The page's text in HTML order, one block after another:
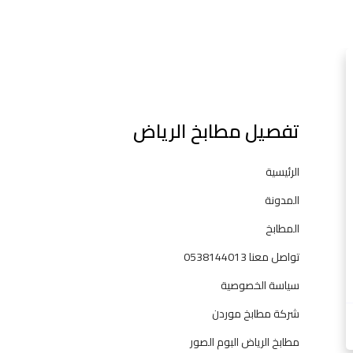
تفصيل مطابخ الرياض
الرئيسية
المدونة
المطابخ
تواصل معنا 0538144013
سياسة الخصوصية
شركة مطابخ موردن
مطابخ الرياض البوم الصور